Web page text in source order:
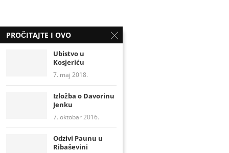
PROČITAJTE I OVO
Ubistvo u
Kosjeriću
7. maj 2018.
Izložba o Davorinu
Jenku
7. oktobar 2016.
Odzivi Paunu u
Ribaševini